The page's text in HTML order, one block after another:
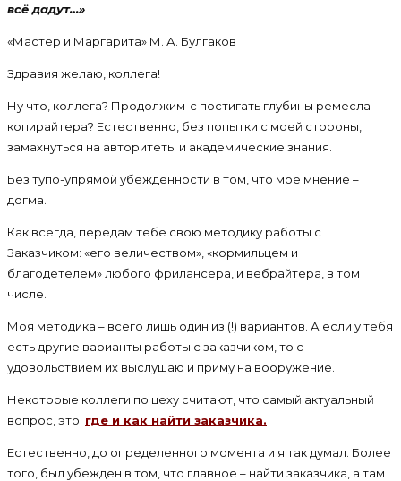
всё дадут…»
«Мастер и Маргарита» М. А. Булгаков
Здравия желаю, коллега!
Ну что, коллега? Продолжим-с постигать глубины ремесла
копирайтера? Естественно, без попытки с моей стороны,
замахнуться на авторитеты и академические знания.
Без тупо-упрямой убежденности в том, что моё мнение –
догма.
Как всегда, передам тебе свою методику работы с
Заказчиком: «его величеством», «кормильцем и
благодетелем» любого фрилансера, и вебрайтера, в том
числе.
Моя методика – всего лишь один из (!) вариантов. А если у тебя
есть другие варианты работы с заказчиком, то с
удовольствием их выслушаю и приму на вооружение.
Некоторые коллеги по цеху считают, что самый актуальный
вопрос, это: где и как найти заказчика.
Естественно, до определенного момента и я так думал. Более
того, был убежден в том, что главное – найти заказчика, а там